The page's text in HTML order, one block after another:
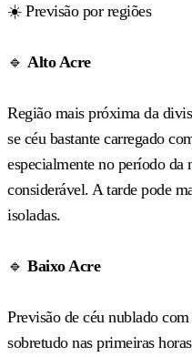
☀️ Previsão por regiões
🔹 Alto Acre
Região mais próxima da
se céu bastante carregado
especialmente no período da
considerável. A tarde pode
isoladas.
🔹 Baixo Acre
Previsão de céu nublado
sobretudo nas primeiras